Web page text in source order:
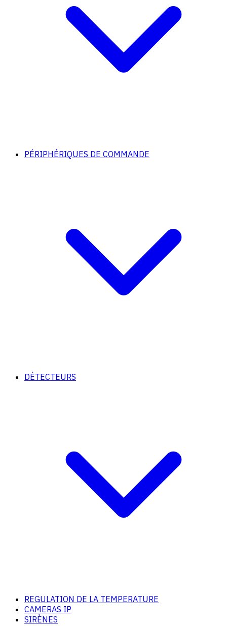
PÉRIPHÉRIQUES DE COMMANDE
DÉTECTEURS
REGULATION DE LA TEMPERATURE
CAMERAS IP
SIRÈNES